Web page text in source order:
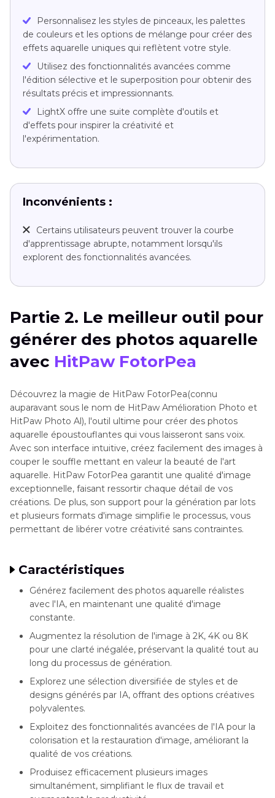
Personnalisez les styles de pinceaux, les palettes
de couleurs et les options de mélange pour créer des
effets aquarelle uniques qui reflètent votre style.
Utilisez des fonctionnalités avancées comme
l'édition sélective et le superposition pour obtenir des
résultats précis et impressionnants.
LightX offre une suite complète d'outils et
d'effets pour inspirer la créativité et
l'expérimentation.
Inconvénients :
Certains utilisateurs peuvent trouver la courbe
d'apprentissage abrupte, notamment lorsqu'ils
explorent des fonctionnalités avancées.
Partie 2. Le meilleur outil pour
générer des photos aquarelle
avec HitPaw FotorPea
Découvrez la magie de HitPaw FotorPea(connu
auparavant sous le nom de HitPaw Amélioration Photo et
HitPaw Photo Al), l'outil ultime pour créer des photos
aquarelle époustouflantes qui vous laisseront sans voix.
Avec son interface intuitive, créez facilement des images à
couper le souffle mettant en valeur la beauté de l'art
aquarelle. HitPaw FotorPea garantit une qualité d'image
exceptionnelle, faisant ressortir chaque détail de vos
créations. De plus, son support pour la génération par lots
et plusieurs formats d'image simplifie le processus, vous
permettant de libérer votre créativité sans contraintes.
Caractéristiques
Générez facilement des photos aquarelle réalistes
avec l'IA, en maintenant une qualité d'image
constante.
Augmentez la résolution de l'image à 2K, 4K ou 8K
pour une clarté inégalée, préservant la qualité tout au
long du processus de génération.
Explorez une sélection diversifiée de styles et de
designs générés par IA, offrant des options créatives
polyvalentes.
Exploitez des fonctionnalités avancées de l'IA pour la
colorisation et la restauration d'image, améliorant la
qualité de vos créations.
Produisez efficacement plusieurs images
simultanément, simplifiant le flux de travail et